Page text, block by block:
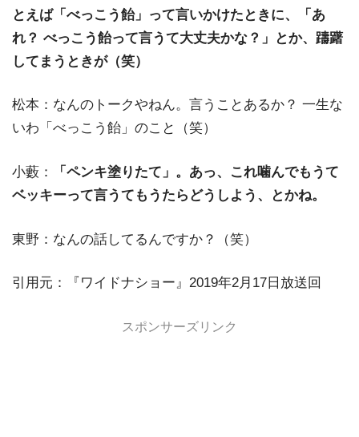
とえば「べっこう飴」って言いかけたときに、「あ
れ？ べっこう飴って言うて大丈夫かな？」とか、躊躇
してまうときが（笑）
松本：なんのトークやねん。言うことあるか？ 一生な
いわ「べっこう飴」のこと（笑）
小藪：
「ペンキ塗りたて」。あっ、これ噛んでもうて
ベッキーって言うてもうたらどうしよう、とかね。
東野：なんの話してるんですか？（笑）
引用元：『ワイドナショー』2019年2月17日放送回
スポンサーズリンク